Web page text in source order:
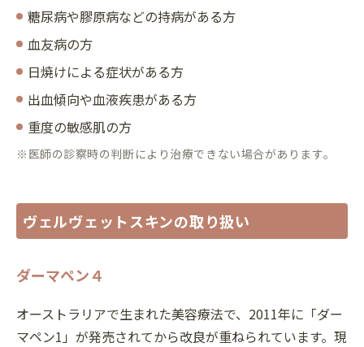
糖尿病や膠原病などの持病がある方
血友病の方
日焼けによる症状がある方
出血傾向や血液疾患がある方
重度の敏感肌の方
※医師の診察時の判断により治療できない場合があります。
ヴェルヴェットスキンの取り扱い
ダーマペン４
オーストラリアで生まれた美容療法で、2011年に「ダー
マペン1」が発売されてから改良が重ねられています。現